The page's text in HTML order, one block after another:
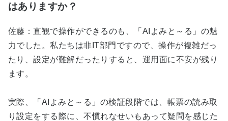
はありますか？
佐藤：直観で操作ができるのも、「AIよみと～る」の魅
力でした。私たちは非IT部門ですので、操作が複雑だっ
たり、設定が難解だったりすると、運用面に不安が残り
ます。
実際、「AIよみと～る」の検証段階では、帳票の読み取
り設定をする際に、不慣れなせいもあって疑問を感じた